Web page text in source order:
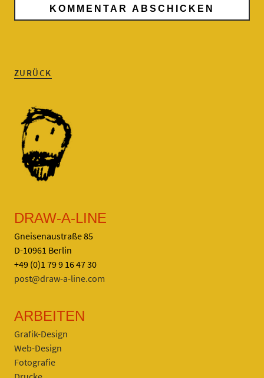
ZURÜCK
DRAW-A-LINE
Gneisenaustraße 85
D-10961 Berlin
+49 (0)1 79 9 16 47 30
post@draw-a-line.com
ARBEITEN
Grafik-Design
Web-Design
Fotografie